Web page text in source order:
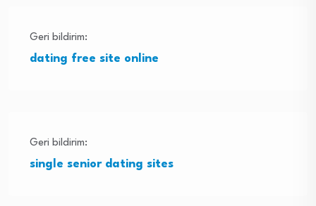
Geri bildirim:
dating free site online
Geri bildirim:
single senior dating sites